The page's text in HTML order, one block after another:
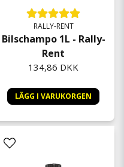
RALLY-RENT
Bilschampo 1L - Rally-
Rent
134,86 DKK
LÄGG I VARUKORGEN